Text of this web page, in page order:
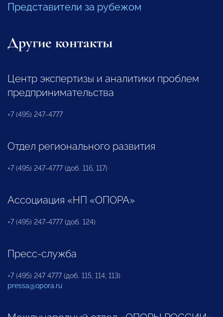
Представители за рубежом
Другие контакты
Центр экспертизы и аналитики проблем
предпринимательства
+7 (495) 247-4777
Отдел регионального развития
+7 (495) 247-4777 (доб. 116, 117)
Ассоциация «НП «ОПОРА»
+7 (495) 247-4777 (доб. 124)
Пресс-служба
+7 (495) 247 4777 (доб. 115, 114, 113)
pressa@opora.ru